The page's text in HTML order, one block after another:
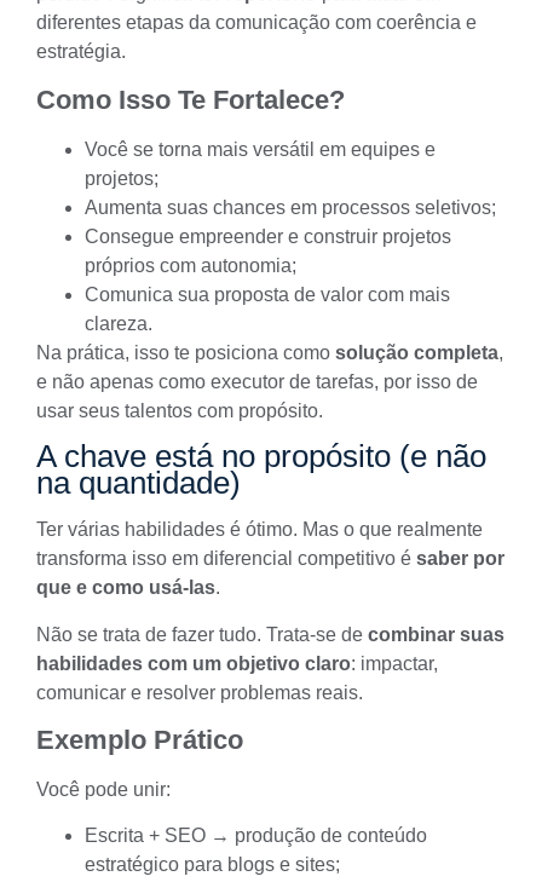
diferentes etapas da comunicação com coerência e
estratégia.
Como Isso Te Fortalece?
Você se torna mais versátil em equipes e
projetos;
Aumenta suas chances em processos seletivos;
Consegue empreender e construir projetos
próprios com autonomia;
Comunica sua proposta de valor com mais
clareza.
Na prática, isso te posiciona como solução completa,
e não apenas como executor de tarefas, por isso de
usar seus talentos com propósito.
A chave está no propósito (e não
na quantidade)
Ter várias habilidades é ótimo. Mas o que realmente
transforma isso em diferencial competitivo é saber por
que e como usá-las.
Não se trata de fazer tudo. Trata-se de combinar suas
habilidades com um objetivo claro: impactar,
comunicar e resolver problemas reais.
Exemplo Prático
Você pode unir:
Escrita + SEO → produção de conteúdo
estratégico para blogs e sites;